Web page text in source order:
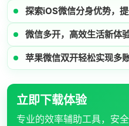
探索iOS微信分身优势，
微信多开，高效生活新体
苹果微信双开轻松实现多
立即下载体验
专业的效率辅助工具，安